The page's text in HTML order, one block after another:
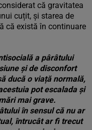
că gravitatea
cuțit, și starea de
că există în continuare
a pârâtului
și de disconfort
ducă o viață normală,
pot escalada și
mai grave.
în sensul că nu ar
întrucât ar fi trecut